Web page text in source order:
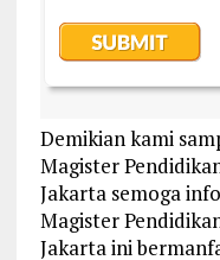
Demikian kami
Magister
Jakarta semoga
Magister
Jakarta ini